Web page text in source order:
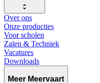
Over ons
Onze producties
Voor scholen
Zalen & Techniek
Vacatures
Downloads
Meer Meervaart